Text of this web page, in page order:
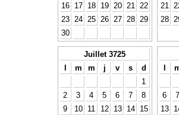
16
17 18 19 20 21
22
23
24 25 26 27 28
29
30
21
28
Juillet 3725
l
m m j v s
d
1
2
3 4 5 6 7
8
9
10 11 12 13 14
15
l
6
7
13